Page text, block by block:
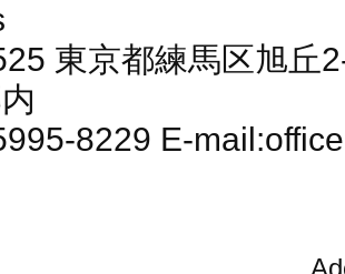
東京都練馬区旭丘
8229 E-